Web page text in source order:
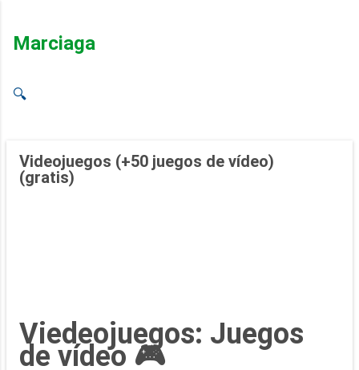
Marciaga
🔍
Videojuegos (+50 juegos de vídeo)
(gratis)
Viedeojuegos: Juegos
de vídeo 🎮